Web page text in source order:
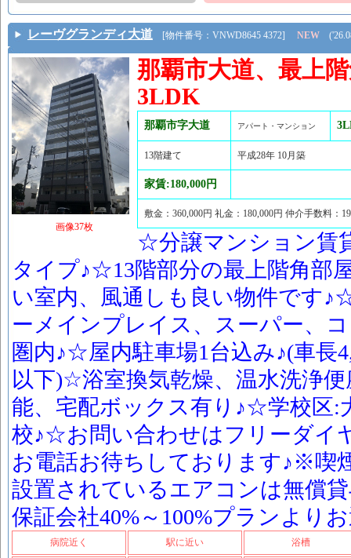
レーヴグランディ大道 [物件番号：VNWD8645 4372] NEW
画像37枚
那覇市大道、最上
3LDK
那覇市字大道 アパート・マンション
13階建て 平成28年 10月築
家賃:180,000円
敷金：360,000円 礼金：180,000円 仲介手数料
☆分譲マンション賃
タイプ♪☆13階部分の最上階角部
い室内、風通しも良い物件です
ーメインプレイス、スーパー、
圏内♪☆屋内駐車場1台込み♪(車長
以下)☆浴室換気乾燥、温水洗浄
能、宅配ボックス有り♪☆学校区:
校♪☆お問い合わせはフリーダイ
お電話お待ちしております♪※喫
設置されているエアコンは無償
保証会社40%～100%プランより
病院近く 駅に近い 浴槽